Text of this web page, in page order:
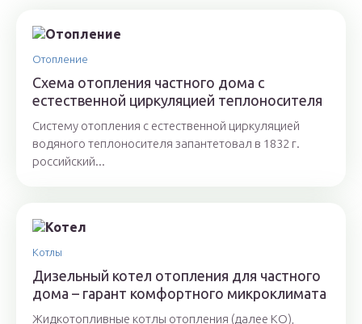
Отопление
Схема отопления частного дома с
естественной циркуляцией теплоносителя
Систему отопления с естественной циркуляцией
водяного теплоносителя запантетовал в 1832 г.
российский...
Котлы
Дизельный котел отопления для частного
дома – гарант комфортного микроклимата
Жидкотопливные котлы отопления (далее КО),